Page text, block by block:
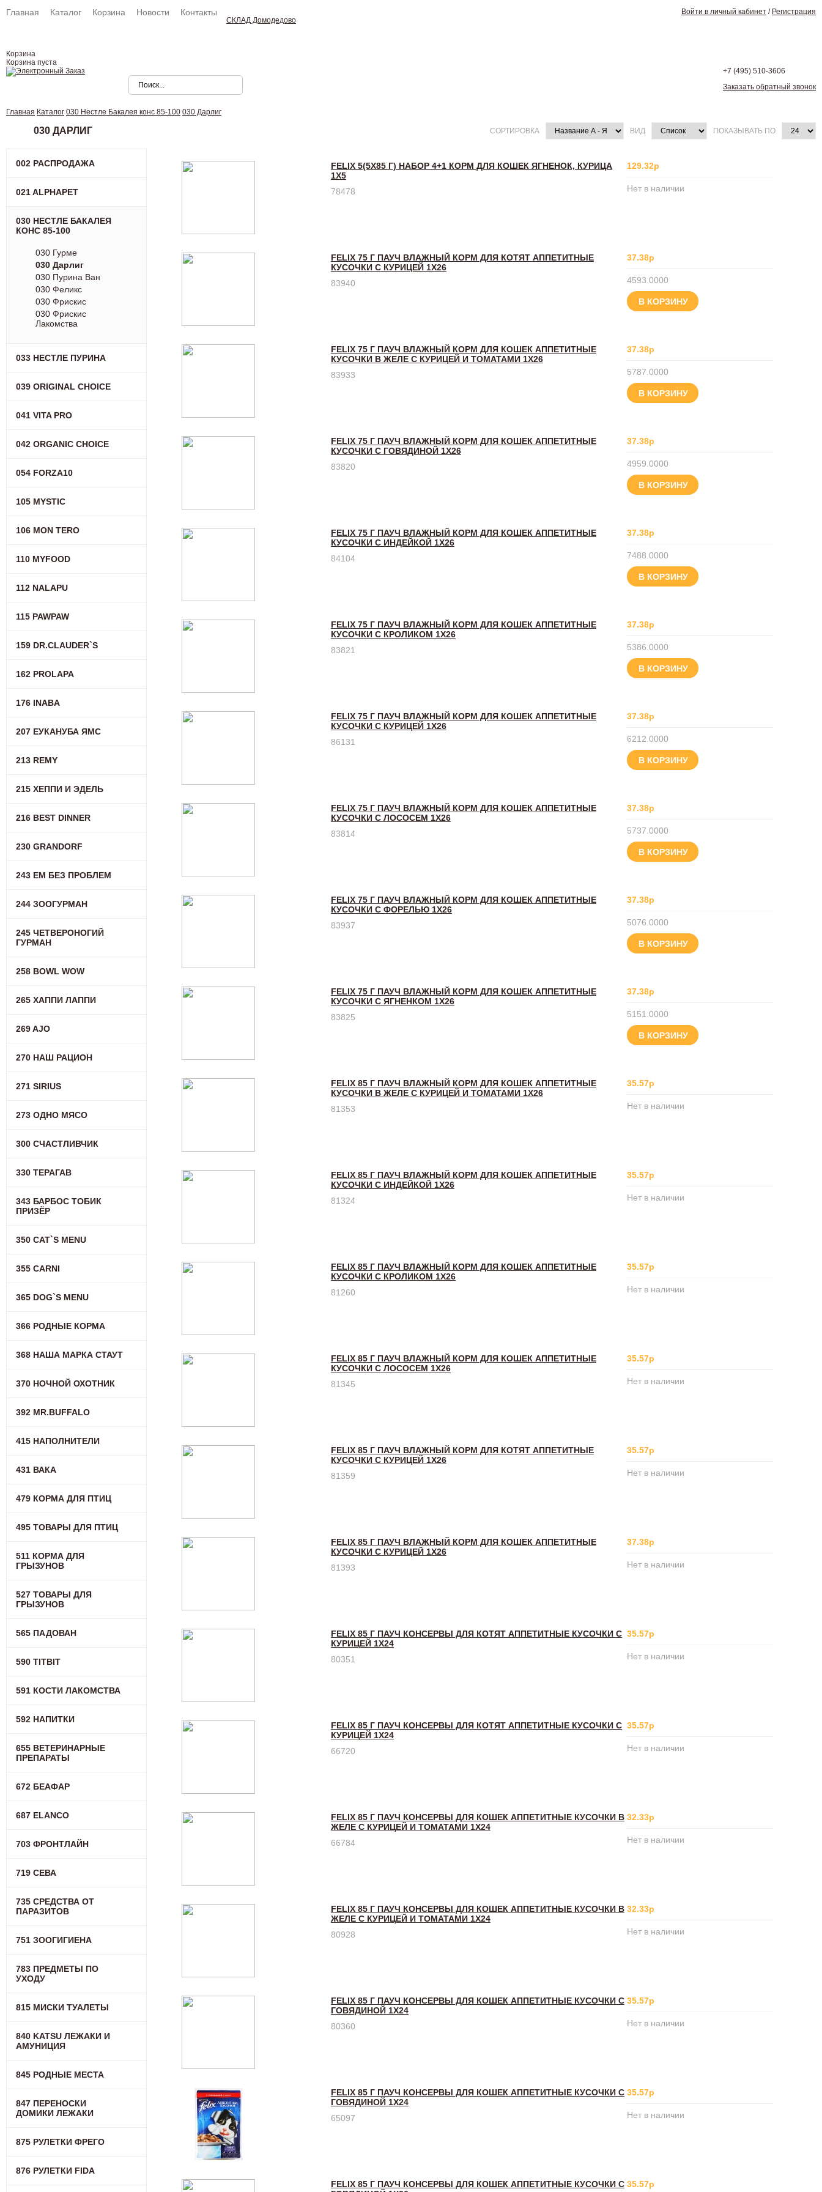
Главная Каталог Корзина Новости Контакты Войти в личный кабинет / Регистрация
СКЛАД Домодедово
Корзина
Корзина пуста
+7 (495) 510-3606
Заказать обратный звонок
Главная Каталог 030 Нестле Бакалея конc 85-100 030 Дарлиг
030 ДАРЛИГ СОРТИРОВКА ВИД ПОКАЗЫВАТЬ ПО
002 РАСПРОДАЖА
021 ALPHAPET
030 НЕСТЛЕ БАКАЛЕЯ
КОНC 85-100
030 Гурме
030 Дарлиг
030 Пурина Ван
030 Феликс
030 Фрискис
030 Фрискис
Лакомства
033 НЕСТЛЕ ПУРИНА
039 ORIGINAL CHOICE
041 VITA PRO
042 ORGANIC CHOICE
054 FORZA10
105 MYSTIC
106 MON TERO
110 MYFOOD
112 NALAPU
115 PAWPAW
159 DR.CLAUDER`S
162 PROLAPA
176 INABA
207 ЕУКАНУБА ЯМС
213 REMY
215 ХЕППИ И ЭДЕЛЬ
216 BEST DINNER
230 GRANDORF
243 ЕМ БЕЗ ПРОБЛЕМ
244 ЗООГУРМАН
245 ЧЕТВЕРОНОГИЙ
ГУРМАН
258 BOWL WOW
265 ХАППИ ЛАППИ
269 AJO
270 НАШ РАЦИОН
271 SIRIUS
273 ОДНО МЯСО
300 СЧАСТЛИВЧИК
330 ТЕРАГАВ
343 БАРБОС ТОБИК
ПРИЗЁР
350 CAT`S MENU
355 CARNI
365 DOG`S MENU
366 РОДНЫЕ КОРМА
368 НАША МАРКА СТАУТ
370 НОЧНОЙ ОХОТНИК
392 MR.BUFFALO
415 НАПОЛНИТЕЛИ
431 ВАКА
479 КОРМА ДЛЯ ПТИЦ
495 ТОВАРЫ ДЛЯ ПТИЦ
511 КОРМА ДЛЯ
ГРЫЗУНОВ
527 ТОВАРЫ ДЛЯ
ГРЫЗУНОВ
565 ПАДОВАН
590 TITBIT
591 КОСТИ ЛАКОМСТВА
592 НАПИТКИ
655 ВЕТЕРИНАРНЫЕ
ПРЕПАРАТЫ
672 БЕАФАР
687 ELANCO
703 ФРОНТЛАЙН
719 СЕВА
735 СРЕДСТВА ОТ
ПАРАЗИТОВ
751 ЗООГИГИЕНА
783 ПРЕДМЕТЫ ПО
УХОДУ
815 МИСКИ ТУАЛЕТЫ
840 KATSU ЛЕЖАКИ И
АМУНИЦИЯ
845 РОДНЫЕ МЕСТА
847 ПЕРЕНОСКИ
ДОМИКИ ЛЕЖАКИ
875 РУЛЕТКИ ФРЕГО
876 РУЛЕТКИ FIDA
FELIX 5(5Х85 Г) НАБОР 4+1 КОРМ ДЛЯ КОШЕК ЯГНЕНОК, КУРИЦА
1X5
78478
129.32р
Нет в наличии
FELIX 75 Г ПАУЧ ВЛАЖНЫЙ КОРМ ДЛЯ КОТЯТ АППЕТИТНЫЕ
КУСОЧКИ С КУРИЦЕЙ 1Х26
83940
37.38р
4593.0000
В КОРЗИНУ
FELIX 75 Г ПАУЧ ВЛАЖНЫЙ КОРМ ДЛЯ КОШЕК АППЕТИТНЫЕ
КУСОЧКИ В ЖЕЛЕ С КУРИЦЕЙ И ТОМАТАМИ 1Х26
83933
37.38р
5787.0000
В КОРЗИНУ
FELIX 75 Г ПАУЧ ВЛАЖНЫЙ КОРМ ДЛЯ КОШЕК АППЕТИТНЫЕ
КУСОЧКИ С ГОВЯДИНОЙ 1Х26
83820
37.38р
4959.0000
В КОРЗИНУ
FELIX 75 Г ПАУЧ ВЛАЖНЫЙ КОРМ ДЛЯ КОШЕК АППЕТИТНЫЕ
КУСОЧКИ С ИНДЕЙКОЙ 1Х26
84104
37.38р
7488.0000
В КОРЗИНУ
FELIX 75 Г ПАУЧ ВЛАЖНЫЙ КОРМ ДЛЯ КОШЕК АППЕТИТНЫЕ
КУСОЧКИ С КРОЛИКОМ 1Х26
83821
37.38р
5386.0000
В КОРЗИНУ
FELIX 75 Г ПАУЧ ВЛАЖНЫЙ КОРМ ДЛЯ КОШЕК АППЕТИТНЫЕ
КУСОЧКИ С КУРИЦЕЙ 1Х26
86131
37.38р
6212.0000
В КОРЗИНУ
FELIX 75 Г ПАУЧ ВЛАЖНЫЙ КОРМ ДЛЯ КОШЕК АППЕТИТНЫЕ
КУСОЧКИ С ЛОСОСЕМ 1Х26
83814
37.38р
5737.0000
В КОРЗИНУ
FELIX 75 Г ПАУЧ ВЛАЖНЫЙ КОРМ ДЛЯ КОШЕК АППЕТИТНЫЕ
КУСОЧКИ С ФОРЕЛЬЮ 1Х26
83937
37.38р
5076.0000
В КОРЗИНУ
FELIX 75 Г ПАУЧ ВЛАЖНЫЙ КОРМ ДЛЯ КОШЕК АППЕТИТНЫЕ
КУСОЧКИ С ЯГНЕНКОМ 1Х26
83825
37.38р
5151.0000
В КОРЗИНУ
FELIX 85 Г ПАУЧ ВЛАЖНЫЙ КОРМ ДЛЯ КОШЕК АППЕТИТНЫЕ
КУСОЧКИ В ЖЕЛЕ С КУРИЦЕЙ И ТОМАТАМИ 1Х26
81353
35.57р
Нет в наличии
FELIX 85 Г ПАУЧ ВЛАЖНЫЙ КОРМ ДЛЯ КОШЕК АППЕТИТНЫЕ
КУСОЧКИ С ИНДЕЙКОЙ 1Х26
81324
35.57р
Нет в наличии
FELIX 85 Г ПАУЧ ВЛАЖНЫЙ КОРМ ДЛЯ КОШЕК АППЕТИТНЫЕ
КУСОЧКИ С КРОЛИКОМ 1Х26
81260
35.57р
Нет в наличии
FELIX 85 Г ПАУЧ ВЛАЖНЫЙ КОРМ ДЛЯ КОШЕК АППЕТИТНЫЕ
КУСОЧКИ С ЛОСОСЕМ 1Х26
81345
35.57р
Нет в наличии
FELIX 85 Г ПАУЧ ВЛАЖНЫЙ КОРМ ДЛЯ КОТЯТ АППЕТИТНЫЕ
КУСОЧКИ С КУРИЦЕЙ 1Х26
81359
35.57р
Нет в наличии
FELIX 85 Г ПАУЧ ВЛАЖНЫЙ КОРМ ДЛЯ КОШЕК АППЕТИТНЫЕ
КУСОЧКИ С КУРИЦЕЙ 1Х26
81393
37.38р
Нет в наличии
FELIX 85 Г ПАУЧ КОНСЕРВЫ ДЛЯ КОТЯТ АППЕТИТНЫЕ КУСОЧКИ С
КУРИЦЕЙ 1Х24
80351
35.57р
Нет в наличии
FELIX 85 Г ПАУЧ КОНСЕРВЫ ДЛЯ КОТЯТ АППЕТИТНЫЕ КУСОЧКИ С
КУРИЦЕЙ 1Х24
66720
35.57р
Нет в наличии
FELIX 85 Г ПАУЧ КОНСЕРВЫ ДЛЯ КОШЕК АППЕТИТНЫЕ КУСОЧКИ В
ЖЕЛЕ С КУРИЦЕЙ И ТОМАТАМИ 1Х24
66784
32.33р
Нет в наличии
FELIX 85 Г ПАУЧ КОНСЕРВЫ ДЛЯ КОШЕК АППЕТИТНЫЕ КУСОЧКИ В
ЖЕЛЕ С КУРИЦЕЙ И ТОМАТАМИ 1Х24
80928
32.33р
Нет в наличии
FELIX 85 Г ПАУЧ КОНСЕРВЫ ДЛЯ КОШЕК АППЕТИТНЫЕ КУСОЧКИ С
ГОВЯДИНОЙ 1Х24
80360
35.57р
Нет в наличии
FELIX 85 Г ПАУЧ КОНСЕРВЫ ДЛЯ КОШЕК АППЕТИТНЫЕ КУСОЧКИ С
ГОВЯДИНОЙ 1Х24
65097
35.57р
Нет в наличии
FELIX 85 Г ПАУЧ КОНСЕРВЫ ДЛЯ КОШЕК АППЕТИТНЫЕ КУСОЧКИ С 35.57р